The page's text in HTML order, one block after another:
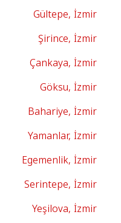
Gültepe, İzmir
Şirince, İzmir
Çankaya, İzmir
Göksu, İzmir
Bahariye, İzmir
Yamanlar, İzmir
Egemenlik, İzmir
Serintepe, İzmir
Yeşilova, İzmir